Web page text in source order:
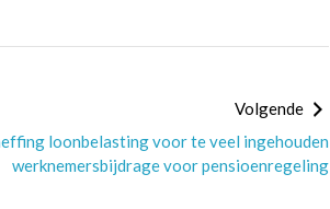
Volgende
loonbelasting voor te veel ingehouden
werknemersbijdrage voor pensioenregeling